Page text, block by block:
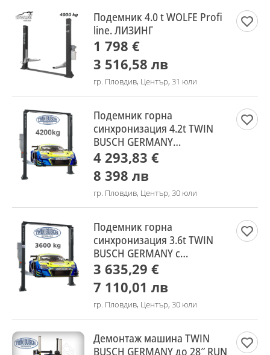
Подемник 4.0 t WOLFE Profi
line. ЛИЗИНГ
1 798 €
3 516,58 лв
гр. Пловдив, Център, 31 юли
Подемник горна
синхронизация 4.2t TWIN
BUSCH GERMANY
авт.спускане
4 293,83 €
8 398 лв
гр. Пловдив, Център, 30 юли
Подемник горна
синхронизация 3.6t TWIN
BUSCH GERMANY с
авт.спускане
3 635,29 €
7 110,01 лв
гр. Пловдив, Център, 30 юли
Демонтаж машина TWIN
BUSCH GERMANY до 28″ RUN